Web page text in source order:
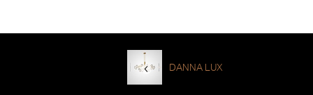
DANNA LUX